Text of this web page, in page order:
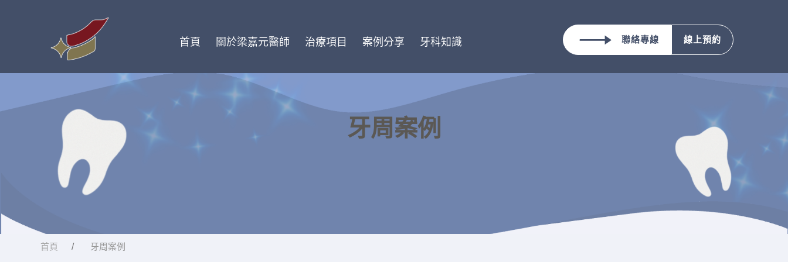
聯絡專線 線上預約
首頁 關於梁嘉元醫師 治療項目 案例分享 牙科知識
牙周案例
首頁 牙周案例